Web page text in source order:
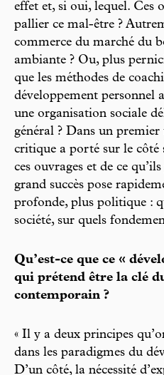
effet et, si oui, lequel. Ces
pallier ce mal-être ?
commerce du marché du
ambiante ? Ou, plus
que les méthodes de
développement personnel
une organisation sociale
général ? Dans un
critique a porté sur le côté
ces ouvrages et de ce
grand succès pose
profonde, plus politique :
société, sur quels
Qu’est-ce que ce «
qui prétend être la clé
contemporain ?
« Il y a deux principes
dans les paradigmes du
D’un côté, la nécessité